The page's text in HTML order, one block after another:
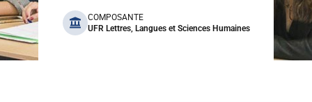
benefits
COMPOSANTE
UFR Lettres, Langues et Sciences Humaines